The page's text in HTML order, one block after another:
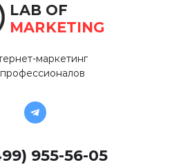
LAB OF
MARKETING
маркетинг
955-56-05